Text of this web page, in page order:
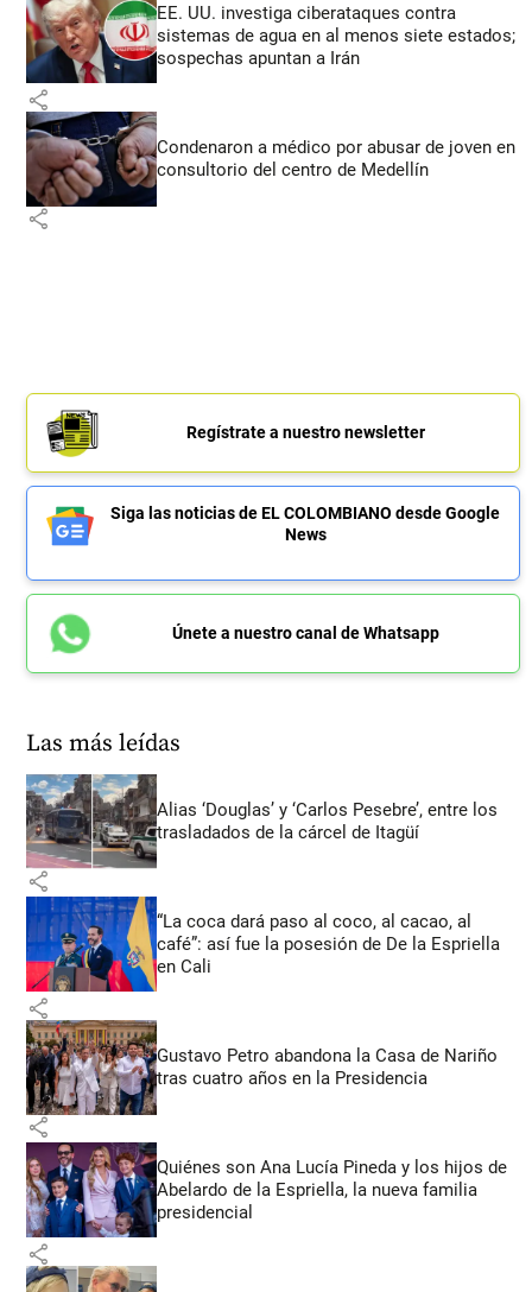
EE. UU. investiga ciberataques contra
sistemas de agua en al menos siete estados;
sospechas apuntan a Irán
share
Condenaron a médico por abusar de joven en
consultorio del centro de Medellín
share
Regístrate a nuestro newsletter
Siga las noticias de EL COLOMBIANO desde Google
News
Únete a nuestro canal de Whatsapp
Las más leídas
Alias ‘Douglas’ y ‘Carlos Pesebre’, entre los
trasladados de la cárcel de Itagüí
share
“La coca dará paso al coco, al cacao, al
café”: así fue la posesión de De la Espriella
en Cali
share
Gustavo Petro abandona la Casa de Nariño
tras cuatro años en la Presidencia
share
Quiénes son Ana Lucía Pineda y los hijos de
Abelardo de la Espriella, la nueva familia
presidencial
share